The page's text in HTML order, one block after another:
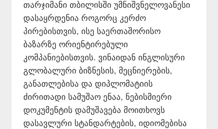
თარჯიმანი თბილისში უმნიშვნელოვანესი
დასაყრდენია როგორც კერძო
პირებისთვის, ისე საერთაშორისო
ბაზარზე ორიენტირებული
კომპანიებისთვის. ვინაიდან ინგლისური
გლობალური ბიზნესის, მეცნიერების,
განათლებისა და დიპლომატიის
ძირითადი სამუშაო ენაა, ნებისმიერი
დოკუმენტის დამუშავება მოითხოვს
დასავლური სტანდარტების, იდიომებისა